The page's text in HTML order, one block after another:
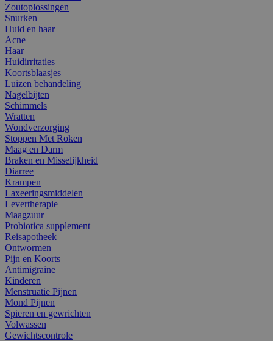
Zoutoplossingen
Snurken
Huid en haar
Acne
Haar
Huidirritaties
Koortsblaasjes
Luizen behandeling
Nagelbijten
Schimmels
Wratten
Wondverzorging
Stoppen Met Roken
Maag en Darm
Braken en Misselijkheid
Diarree
Krampen
Laxeeringsmiddelen
Levertherapie
Maagzuur
Probiotica supplement
Reisapotheek
Ontwormen
Pijn en Koorts
Antimigraine
Kinderen
Menstruatie Pijnen
Mond Pijnen
Spieren en gewrichten
Volwassen
Gewichtscontrole